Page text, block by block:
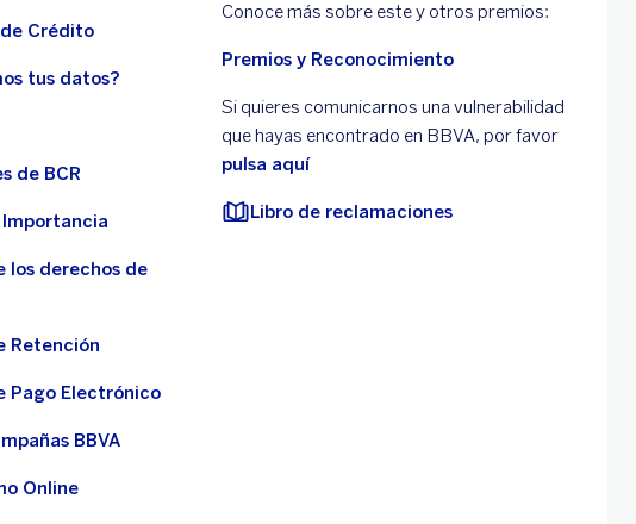
Crédito
tus datos?
de BCR
Importancia
los derechos de
Retención
Pago Electrónico
BBVA
Online
Conoce más sobre este y otros premios:
Premios y Reconocimiento
Si quieres comunicarnos una vulnerabilidad
que hayas encontrado en BBVA, por favor
pulsa aquí
Libro de reclamaciones